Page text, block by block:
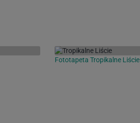
Fototapeta Tropikalne Liście